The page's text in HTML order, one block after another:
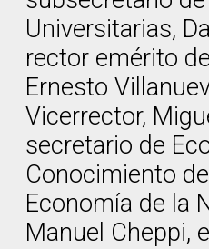
Universitarias,
rector emérito
Ernesto
Vicerrector,
secretario de
Conocimiento
Economía de la
Manuel Cheppi,